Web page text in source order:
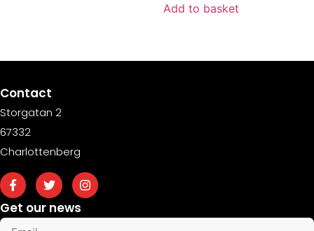
Add to basket
Contact
Storgatan 2
67332
Charlottenberg
Get our news